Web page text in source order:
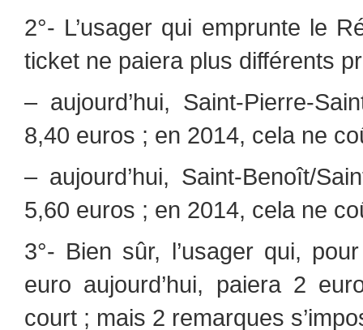
2°- L’usager qui emprunte le
ticket ne paiera plus différents
– aujourd’hui, Saint-Pierre-
8,40 euros ; en 2014, cela ne
– aujourd’hui, Saint-Benoît/
5,60 euros ; en 2014, cela ne
3°- Bien sûr, l’usager qui,
euro aujourd’hui, paiera 2
court ; mais 2 remarques